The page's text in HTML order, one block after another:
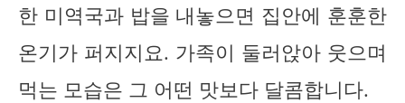
한 미역국과 밥을 내놓으면 집안에 훈훈한
온기가 퍼지지요. 가족이 둘러앉아 웃으며
먹는 모습은 그 어떤 맛보다 달콤합니다.